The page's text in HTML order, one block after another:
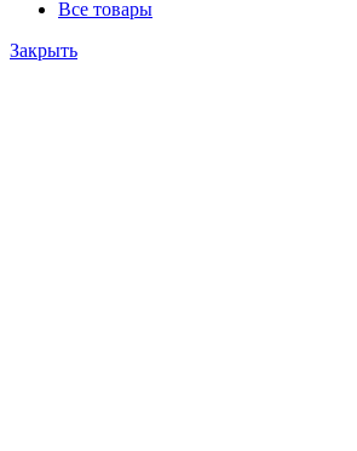
Все товары
Закрыть